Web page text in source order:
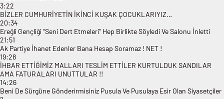
3:22
BİZLER CUMHURİYETİN İKİNCİ KUŞAK ÇOCUKLARIYIZ…
20:34
Ereğli Gençliği “Seni Dert Etmeleri” Hep Birlikte Söyledi Ve Salonu İnletti
21:51
Ak Partiye İhanet Edenler Bana Hesap Soramaz ! NET !
19:28
İHBAR ETTİĞİMİZ MALLARI TESLİM ETTİLER KURTULDUK SANDILAR
AMA FATURALARI UNUTTULAR !!
14:26
Beni De Sürgüne Gönderirmisiniz Pusula Ve Pusulaya Esir Olan Siyasetçiler